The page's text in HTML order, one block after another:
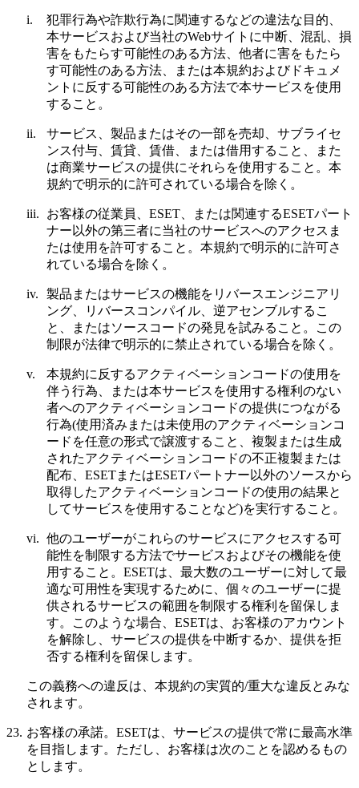
i.
犯罪行為や詐欺行為に関連するなどの違法な目的、
本サービスおよび当社のWebサイトに中断、混乱、損
害をもたらす可能性のある方法、他者に害をもたら
す可能性のある方法、または本規約およびドキュメ
ントに反する可能性のある方法で本サービスを使用
すること。
ii.
サービス、製品またはその一部を売却、サブライセ
ンス付与、賃貸、賃借、または借用すること、また
は商業サービスの提供にそれらを使用すること。本
規約で明示的に許可されている場合を除く。
iii.
お客様の従業員、ESET、または関連するESETパート
ナー以外の第三者に当社のサービスへのアクセスま
たは使用を許可すること。本規約で明示的に許可さ
れている場合を除く。
iv.
製品またはサービスの機能をリバースエンジニアリ
ング、リバースコンパイル、逆アセンブルするこ
と、またはソースコードの発見を試みること。この
制限が法律で明示的に禁止されている場合を除く。
v.
本規約に反するアクティベーションコードの使用を
伴う行為、または本サービスを使用する権利のない
者へのアクティベーションコードの提供につながる
行為(使用済みまたは未使用のアクティベーションコ
ードを任意の形式で譲渡すること、複製または生成
されたアクティベーションコードの不正複製または
配布、ESETまたはESETパートナー以外のソースから
取得したアクティベーションコードの使用の結果と
してサービスを使用することなど)を実行すること。
vi. 他のユーザーがこれらのサービスにアクセスする可
能性を制限する方法でサービスおよびその機能を使
用すること。ESETは、最大数のユーザーに対して最
適な可用性を実現するために、個々のユーザーに提
供されるサービスの範囲を制限する権利を留保しま
す。このような場合、ESETは、お客様のアカウント
を解除し、サービスの提供を中断するか、提供を拒
否する権利を留保します。
この義務への違反は、本規約の実質的/重大な違反とみな
されます。
23. お客様の承諾。 ESETは、サービスの提供で常に最高水準
を目指します。ただし、お客様は次のことを認めるもの
とします。